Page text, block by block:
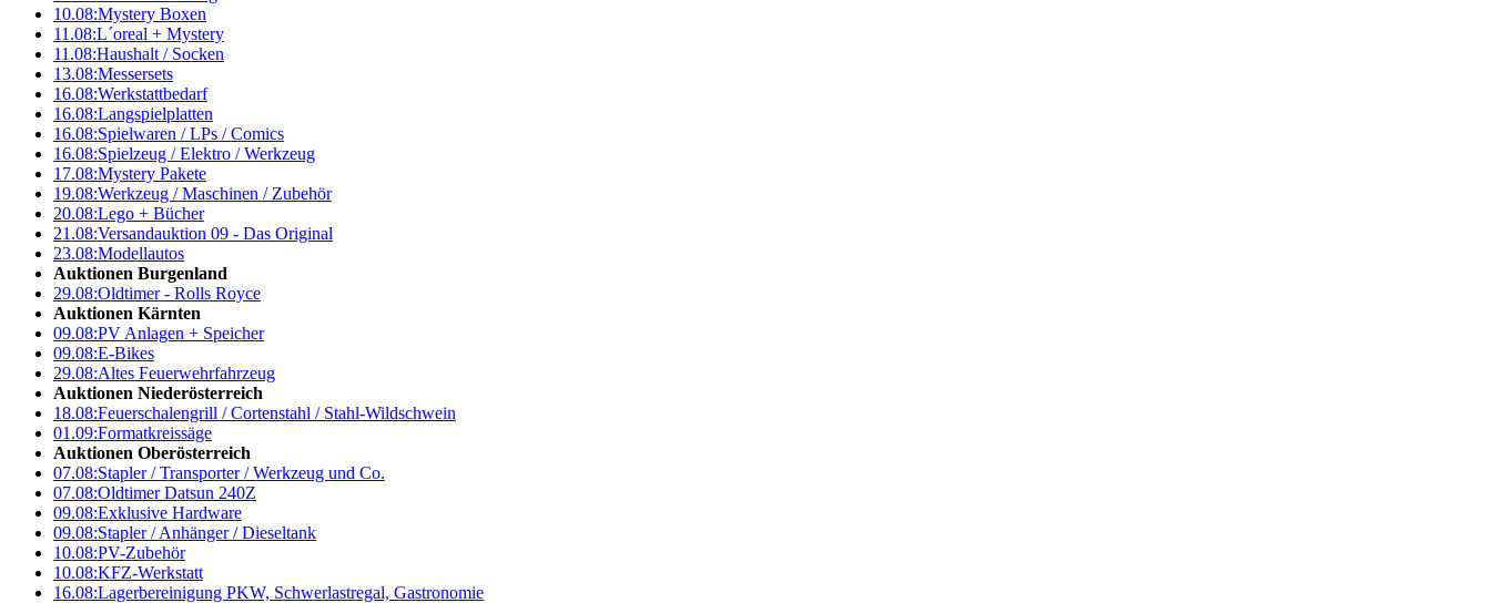
10.08:Mystery Boxen
11.08:L´oreal + Mystery
11.08:Haushalt / Socken
13.08:Messersets
16.08:Werkstattbedarf
16.08:Langspielplatten
16.08:Spielwaren / LPs / Comics
16.08:Spielzeug / Elektro / Werkzeug
17.08:Mystery Pakete
19.08:Werkzeug / Maschinen / Zubehör
20.08:Lego + Bücher
21.08:Versandauktion 09 - Das Original
23.08:Modellautos
Auktionen Burgenland
29.08:Oldtimer - Rolls Royce
Auktionen Kärnten
09.08:PV Anlagen + Speicher
09.08:E-Bikes
29.08:Altes Feuerwehrfahrzeug
Auktionen Niederösterreich
18.08:Feuerschalengrill / Cortenstahl / Stahl-Wildschwein
01.09:Formatkreissäge
Auktionen Oberösterreich
07.08:Stapler / Transporter / Werkzeug und Co.
07.08:Oldtimer Datsun 240Z
09.08:Exklusive Hardware
09.08:Stapler / Anhänger / Dieseltank
10.08:PV-Zubehör
10.08:KFZ-Werkstatt
16.08:Lagerbereinigung PKW, Schwerlastregal, Gastronomie